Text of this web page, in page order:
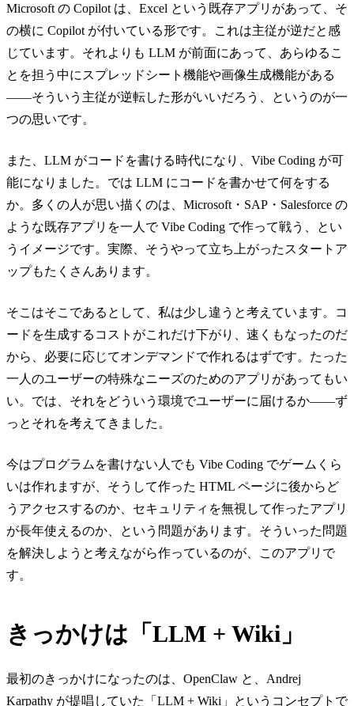
Microsoft の Copilot は、Excel という既存アプリがあって、そ
の横に Copilot が付いている形です。これは主従が逆だと感
じています。それよりも LLM が前面にあって、あらゆるこ
とを担う中にスプレッドシート機能や画像生成機能がある
——そういう主従が逆転した形がいいだろう、というのが一
つの思いです。
また、LLM がコードを書ける時代になり、Vibe Coding が可
能になりました。では LLM にコードを書かせて何をする
か。多くの人が思い描くのは、Microsoft・SAP・Salesforce の
ような既存アプリを一人で Vibe Coding で作って戦う、とい
うイメージです。実際、そうやって立ち上がったスタートア
ップもたくさんあります。
そこはそこであるとして、私は少し違うと考えています。コ
ードを生成するコストがこれだけ下がり、速くもなったのだ
から、必要に応じてオンデマンドで作れるはずです。たった
一人のユーザーの特殊なニーズのためのアプリがあってもい
い。では、それをどういう環境でユーザーに届けるか——ず
っとそれを考えてきました。
今はプログラムを書けない人でも Vibe Coding でゲームくら
いは作れますが、そうして作った HTML ページに後からど
うアクセスするのか、セキュリティを無視して作ったアプリ
が長年使えるのか、という問題があります。そういった問題
を解決しようと考えながら作っているのが、このアプリで
す。
きっかけは「LLM + Wiki」
最初のきっかけになったのは、OpenClaw と、Andrej
Karpathy が提唱していた「LLM + Wiki」というコンセプトで